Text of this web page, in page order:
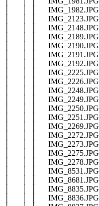
│ │ │ IMG_1982.JPG
│ │ │ IMG_2123.JPG
│ │ │ IMG_2148.JPG
│ │ │ IMG_2189.JPG
│ │ │ IMG_2190.JPG
│ │ │ IMG_2191.JPG
│ │ │ IMG_2192.JPG
│ │ │ IMG_2225.JPG
│ │ │ IMG_2226.JPG
│ │ │ IMG_2248.JPG
│ │ │ IMG_2249.JPG
│ │ │ IMG_2250.JPG
│ │ │ IMG_2251.JPG
│ │ │ IMG_2269.JPG
│ │ │ IMG_2272.JPG
│ │ │ IMG_2273.JPG
│ │ │ IMG_2275.JPG
│ │ │ IMG_2278.JPG
│ │ │ IMG_8531.JPG
│ │ │ IMG_8681.JPG
│ │ │ IMG_8835.JPG
│ │ │ IMG_8836.JPG